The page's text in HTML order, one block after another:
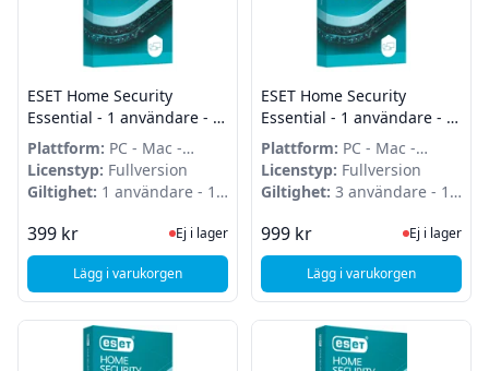
ESET Home Security
Essential - 1 användare - 1
år - Attach
Plattform: PC - Mac -
Android
Licenstyp: Fullversion
Giltighet: 1 användare - 1
399 kr Ej i lager, besök produktsidan för
Ej i lager
Lägg i varukorgen, ESET Home Security Essential - 1 användare - 1 år - Attach
ESET Home Security
Essential - 1 användare - 3
år - Attach
Plattform: PC - Mac -
Android
Licenstyp: Fullversion
Giltighet: 3 användare - 1
999 kr Ej i lager,
Ej i lager
Lägg i varukorgen
, ESET Home